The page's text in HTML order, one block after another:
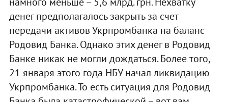
денег предполагалось закрыть за счет
передачи активов Укрпромбанка на баланс
Родовид Банка. Однако этих денег в Родовид
Банке никак не могли дождаться. Более того,
21 января этого года НБУ начал ликвидацию
Укрпромбанка. То есть ситуация для Родовид